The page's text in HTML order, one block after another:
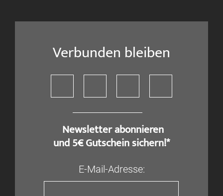
Verbunden bleiben
​ Newsletter abonnieren
und 5€ Gutschein sichern!*
E-Mail-Adresse: